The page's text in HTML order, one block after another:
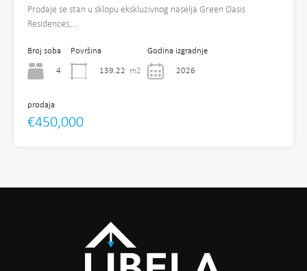
Prodaje se stan u sklopu ekskluzivnog naselja Green Oasis
Residences,…
Broj soba
4
Površina
139.22 m2
Godina izgradnje
2026
prodaja
€450,000